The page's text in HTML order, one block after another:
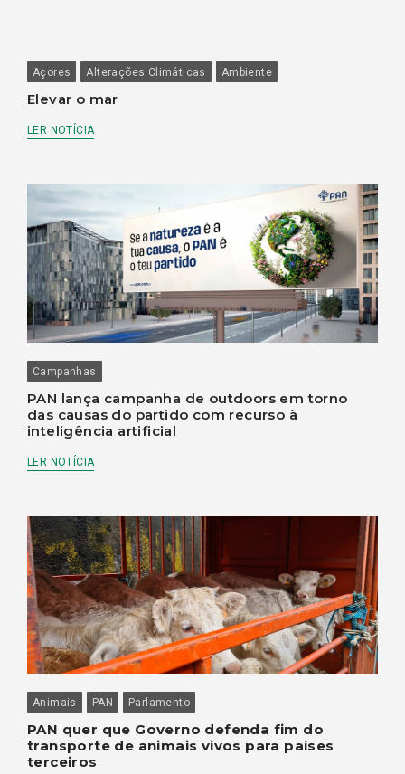
Açores Alterações Climáticas Ambiente
Elevar o mar
LER NOTÍCIA
Campanhas
PAN lança campanha de outdoors em torno
das causas do partido com recurso à
inteligência artificial
LER NOTÍCIA
Animais PAN Parlamento
PAN quer que Governo defenda fim do
transporte de animais vivos para países
terceiros